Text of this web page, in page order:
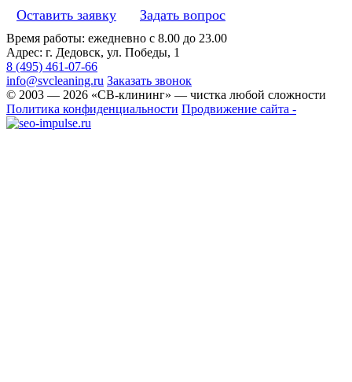
Оставить заявку Задать вопрос
Время работы: ежедневно с 8.00 до 23.00
Адрес: г. Дедовск, ул. Победы, 1
8 (495) 461-07-66
info@svcleaning.ru Заказать звонок
© 2003 — 2026 «СВ-клининг» — чистка любой сложности
Политика конфиденциальности Продвижение сайта -